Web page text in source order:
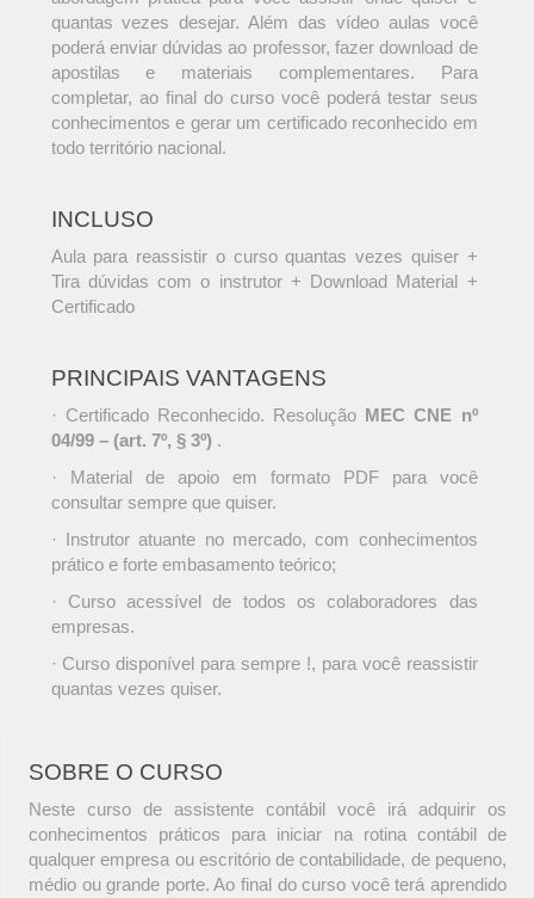
quantas vezes desejar. Além das vídeo aulas você
poderá enviar dúvidas ao professor, fazer download de
apostilas e materiais complementares. Para
completar, ao final do curso você poderá testar seus
conhecimentos e gerar um certificado reconhecido em
todo território nacional.
INCLUSO
Aula para reassistir o curso quantas vezes quiser +
Tira dúvidas com o instrutor + Download Material +
Certificado
PRINCIPAIS VANTAGENS
· Certificado Reconhecido. Resolução MEC CNE nº
04/99 – (art. 7º, § 3º) .
· Material de apoio em formato PDF para você
consultar sempre que quiser.
· Instrutor atuante no mercado, com conhecimentos
prático e forte embasamento teórico;
· Curso acessível de todos os colaboradores das
empresas.
· Curso disponível para sempre !, para você reassistir
quantas vezes quiser.
SOBRE O CURSO
Neste curso de assistente contábil você irá adquirir os
conhecimentos práticos para iniciar na rotina contábil de
qualquer empresa ou escritório de contabilidade, de pequeno,
médio ou grande porte. Ao final do curso você terá aprendido